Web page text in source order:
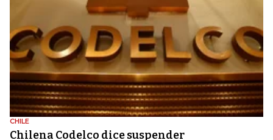
CHILE
Chilena Codelco dice suspender